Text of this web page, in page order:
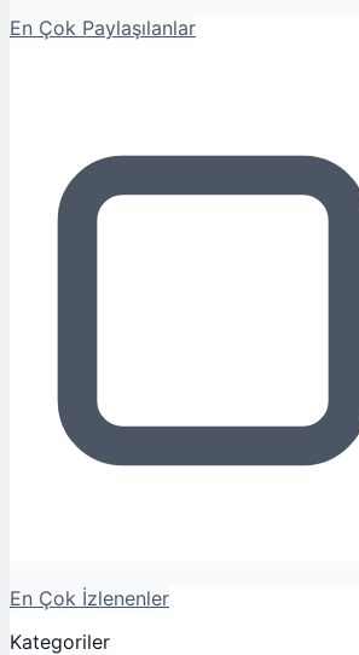
En Çok Paylaşılanlar
En Çok İzlenenler
Kategoriler